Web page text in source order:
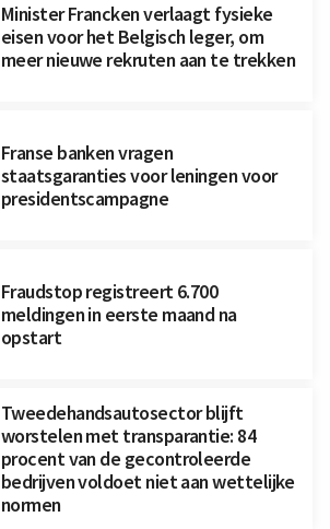
Minister Francken verlaagt fysieke
eisen voor het Belgisch leger, om
meer nieuwe rekruten aan te trekken
Franse banken vragen
staatsgaranties voor leningen voor
presidentscampagne
Fraudstop registreert 6.700
meldingen in eerste maand na
opstart
Tweedehandsautosector blijft
worstelen met transparantie: 84
procent van de gecontroleerde
bedrijven voldoet niet aan wettelijke
normen